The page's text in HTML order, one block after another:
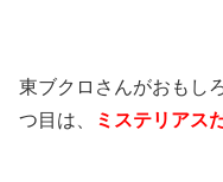
東ブクロさんがおもし
つ目は、
ミステリアス